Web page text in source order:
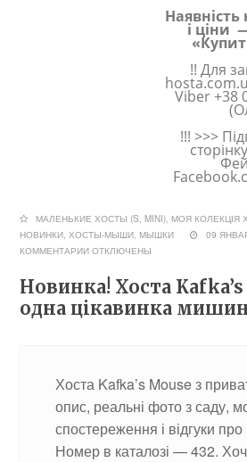
Наявність
і ціни
!! Для
Viber +38
!!! >>>
МАЛЕНЬКИЕ ХОСТЫ (S, MINI), МОЯ КОЛЕКЦІЯ
НОВИНКИ,ХОСТЫ-МЫШИ, МЫШКИ 09
КОММЕНТАРИИ ОТКЛЮЧЕНЫ
Новинка! Хоста
одна цікавинка
Хоста Kafka’s Mouse з
опис, реальні фото з саду,
спостереження і відгуки
Номер в каталозі — 432.